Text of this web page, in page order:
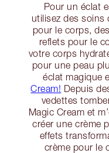
Pour un éclat
utilisez des soins
pour le corps,
reflets pour le
votre corps
pour une peau
éclat magique
Cream! Depuis
vedettes
Magic Cream et
créer une crème
effets
crème pour le